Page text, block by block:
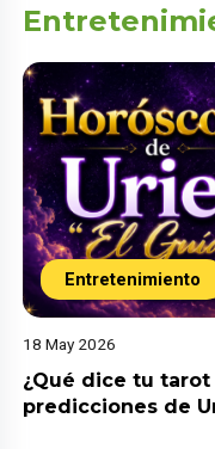
Entretenimiento
18 May 2026
¿Qué dice tu tarot
predicciones de